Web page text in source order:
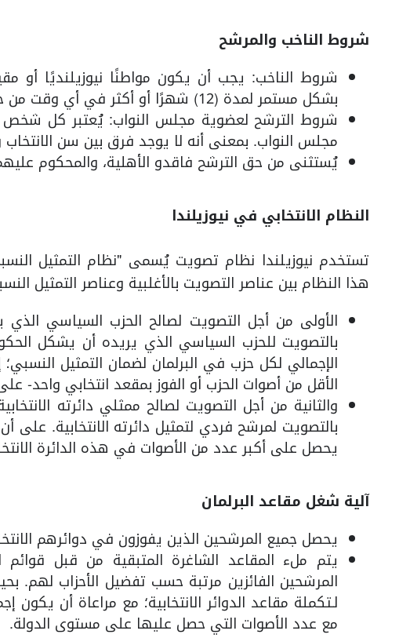
شروط الناخب والمرشح
شروط الناخب: يجب أن يكون مواطنًا نيوزيلنديًا أو
بشكل مستمر لمدة (12) شهرًا أو أكثر في أي وقت من حياته، وألا تقل سنه عن (18) عامًا.
شروط الترشح لعضوية مجلس النواب: يُعتبر كل شخص
مجلس النواب. بمعنى أنه لا يوجد فرق بين سن
يُستثنى من حق الترشح فاقدو الأهلية، والمحكوم
النظام الانتخابي في نيوزيلندا
هذا النظام بين عناصر التصويت بالأغلبية وعناصر التمثيل
الأولى من أجل التصويت لصالح الحزب السياسي
بالتصويت للحزب السياسي الذي يريده أن يشكل
الأقل من أصوات الحزب أو الفوز بمقعد انتخابي واحد-
والثانية من أجل التصويت لصالح ممثلي دائرته
بالتصويت لمرشح فردي لتمثيل دائرته الانتخابية. على
يحصل على أكبر عدد من الأصوات في هذه الدائرة
آلية شغل مقاعد البرلمان
يحصل جميع المرشحين الذين يفوزون في دوائرهم
يتم ملء المقاعد الشاغرة المتبقية من قبل قوائم
المرشحين الفائزين مرتبة حسب تفضيل الأحزاب لهم.
لـتكملة مقاعد الدوائر الانتخابية؛ مع مراعاة أن
مع عدد الأصوات التي حصل عليها على مستوى الدولة.